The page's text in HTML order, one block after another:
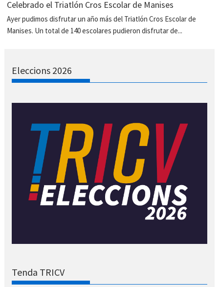
Celebrado el Triatlón Cros Escolar de Manises
Ayer pudimos disfrutar un año más del Triatlón Cros Escolar de
Manises. Un total de 140 escolares pudieron disfrutar de...
Eleccions 2026
Tenda TRICV